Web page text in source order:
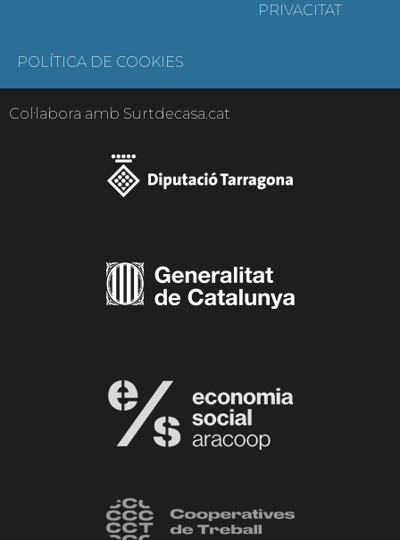
PRIVACITAT
POLÍTICA DE COOKIES
Col·labora amb Surtdecasa.cat